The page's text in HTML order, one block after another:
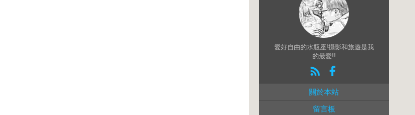
愛好自由的水瓶座!攝影和旅遊是我
的最愛!!
關於本站
留言板